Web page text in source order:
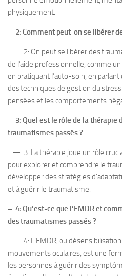
physiquement.
– 2: Comment peut-on se libérer
— 2: On peut se libérer des
de l’aide professionnelle, comme
en pratiquant l’auto-soin, en parlant
des techniques de gestion du
pensées et les comportements
– 3: Quel est le rôle de la thérapie
traumatismes passés ?
— 3: La thérapie joue un rôle
pour explorer et comprendre le
développer des stratégies
et à guérir le traumatisme.
– 4: Qu’est-ce que l’EMDR et
des traumatismes passés ?
— 4: L’EMDR, ou
mouvements oculaires, est une
les personnes à guérir des